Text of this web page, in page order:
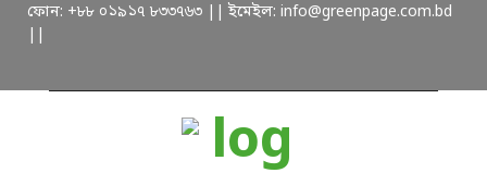
ফোন: +৮৮ ০১৯১৭ ৮৩৩৭৬৩ || ইমেইল: info@greenpage.com.bd